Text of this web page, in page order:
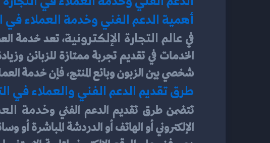
أهمية الدعم الفني وخدمة العملاء في
في عالم التجارة الإلكترونية
شخصي بين الزبون وبائع المنتج، فإن خدمة
طرق تقديم الدعم الفني والعملاء في
تتضمن طرق تقديم الدعم الفني وخدمة